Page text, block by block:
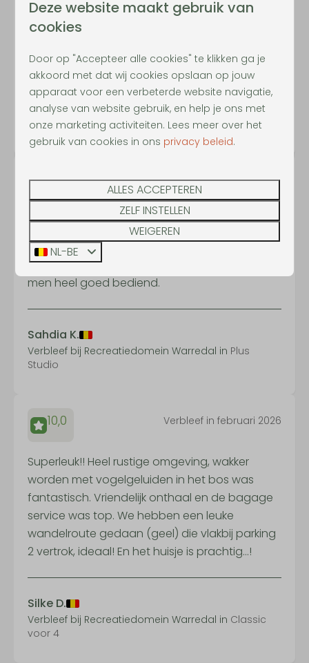
Super séjour! Superbe prise en charge par
Tim D.
Verbleef bij Recreatiedomein Warredal inHobbit
House 1
Ik vond de omgeving heel rustgevend. Lange
wandelingen om dan terug te keren naar een
gezellige studio, iets koken, eten, lezen en lekker
slapen … next day repeat. Ook in de brasserie is
men heel goed bediend.
Sahdia K.
Verbleef bij Recreatiedomein Warredal in Plus
Studio
10,0 Verbleef in februari 2026
Superleuk!! Heel rustige omgeving, wakker
worden met vogelgeluiden in het bos was
fantastisch. Vriendelijk onthaal en de bagage
service was top. We hebben een leuke
wandelroute gedaan (geel) die vlakbij parking
2 vertrok, ideaal! En het huisje is prachtig...!
Silke D.
Verbleef bij Recreatiedomein Warredal in Classic
voor 4
Deze website maakt gebruik van
cookies
Door op "Accepteer alle cookies" te klikken ga je
akkoord met dat wij cookies opslaan op jouw
apparaat voor een verbeterde website navigatie,
analyse van website gebruik, en help je ons met
onze marketing activiteiten. Lees meer over het
gebruik van cookies in ons privacy beleid.
ALLES ACCEPTEREN
ZELF INSTELLEN
WEIGEREN
NL-BE